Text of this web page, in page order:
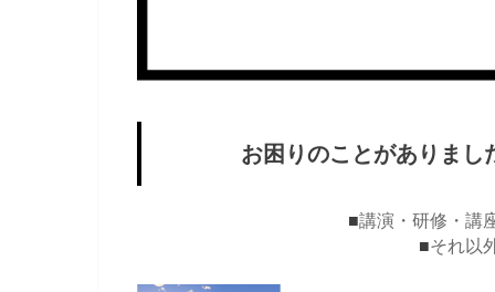
お困りのことがありまし
■講演・研修・講
■それ以